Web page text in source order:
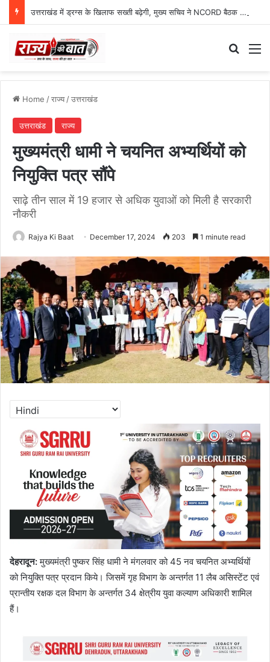
उत्तराखंड में ड्रग्स के खिलाफ सख्ती बढ़ेगी, मुख्य सचिव ने NCORD बैठक में दिए कड़े निर्देश
Home /राज्य/उत्तराखंड
उत्तराखंड राज्य
मुख्यमंत्री धामी ने चयनित अभ्यर्थियों को
नियुक्ति पत्र सौंपे
साढ़े तीन साल में 19 हजार से अधिक युवाओं को मिली है सरकारी
नौकरी
Rajya Ki Baat December 17, 2024 203 1 minute read
देहरादून:मुख्यमंत्री पुष्कर सिंह धामी ने मंगलवार को 45 नव चयनित अभ्यर्थियों
को नियुक्ति पत्र प्रदान किये। जिसमें गृह विभाग के अन्तर्गत 11 लैब असिस्टेंट एवं
प्रान्तीय रक्षक दल विभाग के अन्तर्गत 34 क्षेत्रीय युवा कल्याण अधिकारी शामिल
हैं।